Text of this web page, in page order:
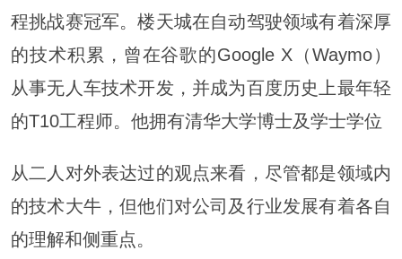
程挑战赛冠军。楼天城在自动驾驶领域有着深厚
的技术积累，曾在谷歌的Google X（Waymo）
从事无人车技术开发，并成为百度历史上最年轻
的T10工程师。他拥有清华大学博士及学士学位
从二人对外表达过的观点来看，尽管都是领域内
的技术大牛，但他们对公司及行业发展有着各自
的理解和侧重点。